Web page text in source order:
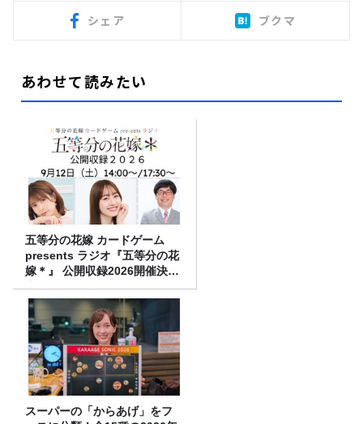
シェア ブクマ
あわせて読みたい
五等分の花嫁 カードゲーム
presents ラジオ『五等分の花
嫁＊』 公開収録2026開催決
定！
スーパーの「からあげ」をフ